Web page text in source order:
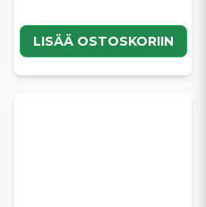
LISÄÄ OSTOSKORIIN